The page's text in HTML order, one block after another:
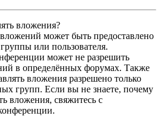
вложения?
может быть предоставлено
или пользователя.
может не разрешить
в определённых форумах. Также
вложения разрешено только
групп. Если вы не знаете, почему
вложения, свяжитесь с